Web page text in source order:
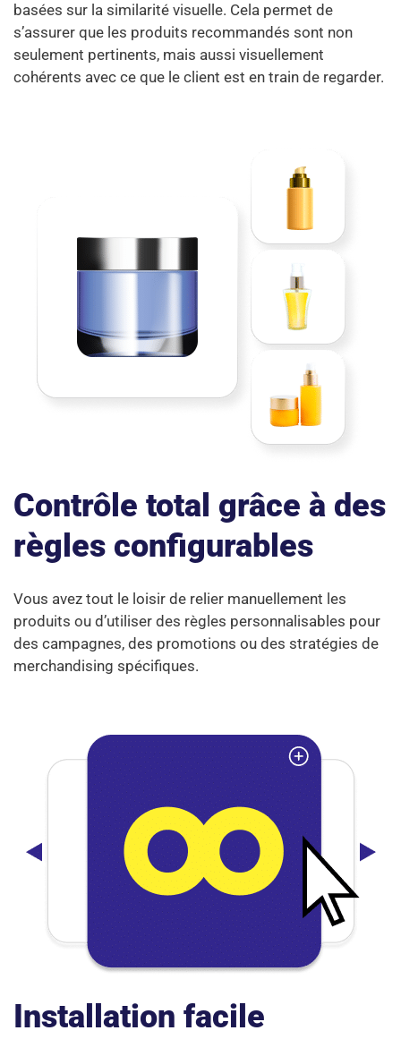
basées sur la similarité visuelle. Cela permet de
s’assurer que les produits recommandés sont non
seulement pertinents, mais aussi visuellement
cohérents avec ce que le client est en train de regarder.
Contrôle total grâce à des
règles configurables
Vous avez tout le loisir de relier manuellement les
produits ou d’utiliser des règles personnalisables pour
des campagnes, des promotions ou des stratégies de
merchandising spécifiques.
Installation facile